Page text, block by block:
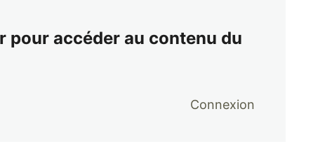
accéder au contenu du
Connexion